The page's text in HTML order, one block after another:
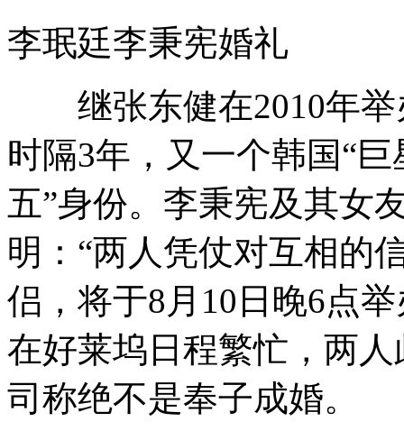
李珉廷李秉宪婚礼
继张东健在2010年举
时隔3年，又一个韩国“
五”身份。李秉宪及其女
明：“两人凭仗对互相的
侣，将于8月10日晚6点
在好莱坞日程繁忙，两
司称绝不是奉子成婚。